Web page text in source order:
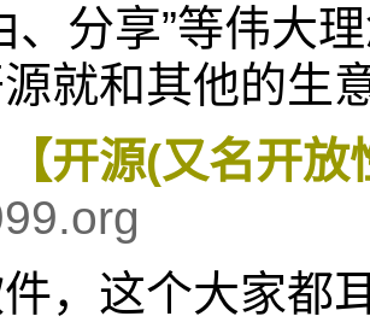
、分享”等伟大
就和其他的生
开源(又名开
，这个大家都